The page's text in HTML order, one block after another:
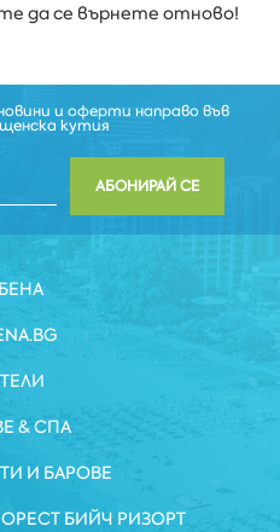
да се върнете отново!
и оферти направо във
кутия
АБОНИРАЙ СЕ
& СПА
И БАРОВЕ
БИЙЧ РИЗОРТ